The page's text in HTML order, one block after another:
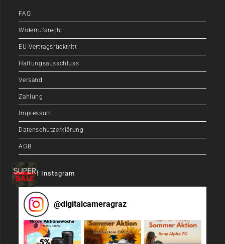
FAQ
Widerrufsrecht
EU-Vertragsrücktritt
Haftungsausschluss
Versand
Zahlung
Impressum
Datenschutzerklärung
AGB
Auf Instagram
@digitalcameragraz